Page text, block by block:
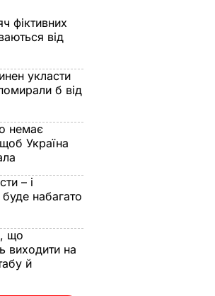
фіктивних
від
укласти
б від
немає
Україна
– і
набагато
що
виходити на
й